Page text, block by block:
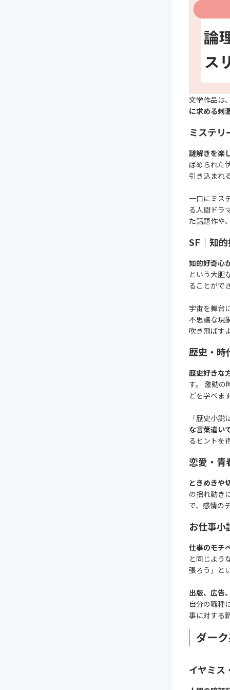
文学作品は
に求める刺
ミステリ
謎解きを楽
ばめられた
引き込まれ
一口にミス
る人間ドラ
た話題作や
SF｜知
知的好奇心
という大胆
ることがで
宇宙を舞台
不思議な現
吹き飛ばす
歴史・時
歴史好きな
す。 激動の
どを学べま
「歴史小
な言葉遣い
るヒントを
恋愛・青
ときめきや
の揺れ動き
で、感情の
お仕事小
仕事のモチ
と同じよう
張ろう」と
出版、広告
自分の職種
事に対する
ダー
イヤミス